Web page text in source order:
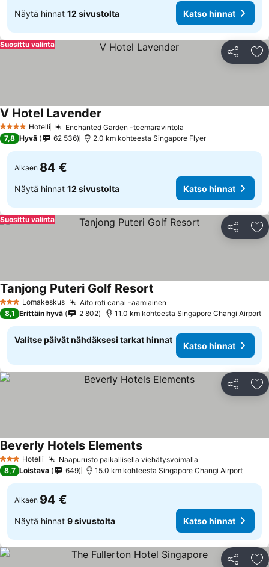
Näytä hinnat 12 sivustolta Katso hinnat
Jaa
Suosittu valinta
4 Tähtiluokitus
Hotelli Enchanted Garden -teemaravintola
V Hotel Lavender
7,8 Hyvä 62 536 2.0 km kohteesta Singapore Flyer
Alkaen 84 €
Näytä hinnat 12 sivustolta Katso hinnat
Jaa
Suosittu valinta
3 Tähtiluokitus
Lomakeskus Aito roti canai -aamiainen
Tanjong Puteri Golf Resort
8,1 Erittäin hyvä 2 802 11.0 km kohteesta Singapore Changi Airport
Valitse päivät nähdäksesi tarkat hinnat
Katso hinnat
Jaa
3 Tähtiluokitus
Hotelli Naapurusto paikallisella viehätysvoimalla
Beverly Hotels Elements
8,7 Loistava 649 15.0 km kohteesta Singapore Changi Airport
Alkaen 94 €
Näytä hinnat 9 sivustolta Katso hinnat
Jaa